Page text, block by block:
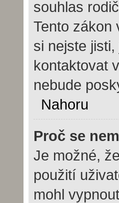
souhlas
Tento zákon
si nejste
kontaktovat
nebude
Nahoru
Proč se
Je možné,
použití
mohl